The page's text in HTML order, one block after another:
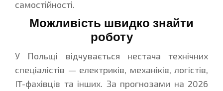
самостійності.
Можливість швидко знайти
роботу
У Польщі відчувається нестача технічних
спеціалістів — електриків, механіків, логістів,
IT-фахівців та інших. За прогнозами на 2026